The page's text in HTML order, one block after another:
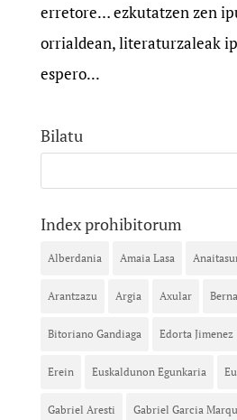
erretore… ezkutatzen zen
orrialdean, literaturzaleak
espero...
Bilatu
Index prohibitorum
Alberdania Amaia Lasa
Arantzazu Argia Axular
Bitoriano Gandiaga Edorta Jimenez
Erein Euskaldunon Egunkaria
Gabriel Aresti Gabriel Garcia